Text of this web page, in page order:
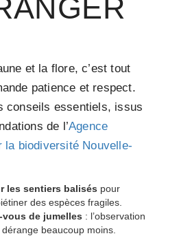
et la flore, c’est tout
patience et respect.
conseils essentiels, issus
de l’Agence
la biodiversité Nouvelle-
les sentiers balisés pour
des espèces fragiles.
vous de jumelles : l’observation
beaucoup moins.